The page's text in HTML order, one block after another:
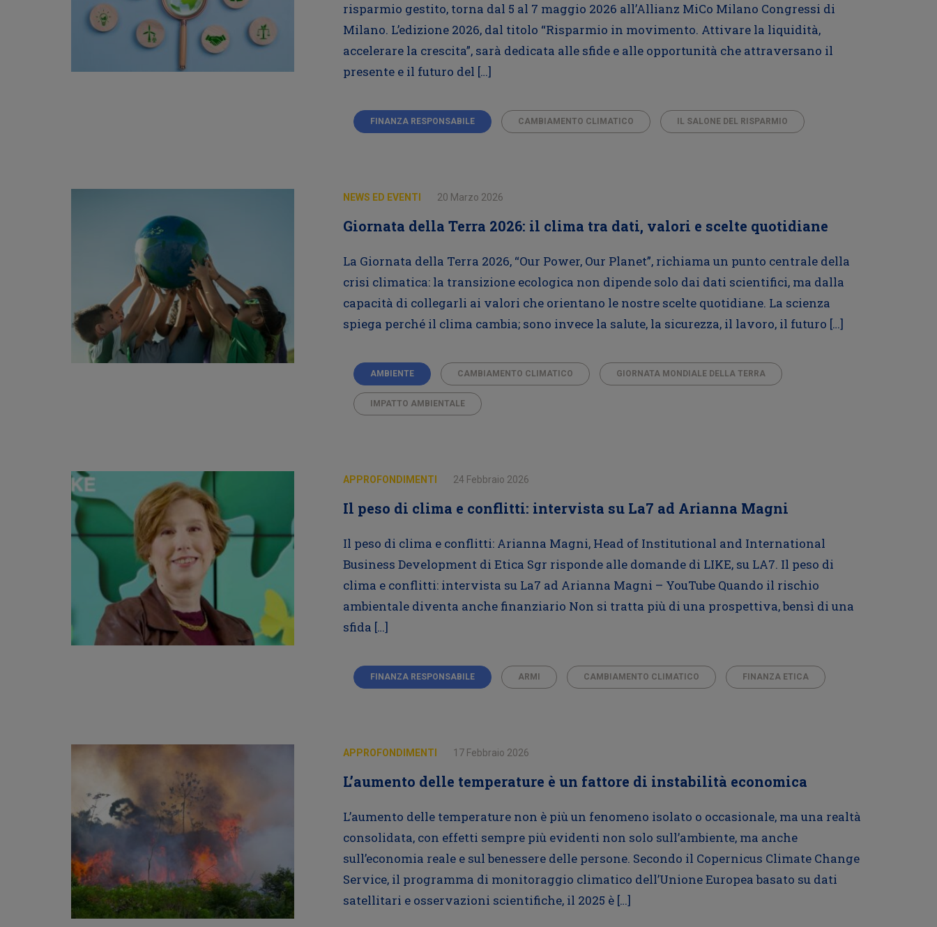
risparmio gestito, torna dal 5 al 7 maggio 2026 all’Allianz MiCo Milano Congressi di
Milano. L’edizione 2026, dal titolo “Risparmio in movimento. Attivare la liquidità,
accelerare la crescita”, sarà dedicata alle sfide e alle opportunità che attraversano il
presente e il futuro del […]
FINANZA RESPONSABILE CAMBIAMENTO CLIMATICO IL SALONE DEL RISPARMIO
NEWS ED EVENTI 20 Marzo 2026
Giornata della Terra 2026: il clima tra dati, valori e scelte quotidiane
La Giornata della Terra 2026, “Our Power, Our Planet”, richiama un punto centrale della
crisi climatica: la transizione ecologica non dipende solo dai dati scientifici, ma dalla
capacità di collegarli ai valori che orientano le nostre scelte quotidiane. La scienza
spiega perché il clima cambia; sono invece la salute, la sicurezza, il lavoro, il futuro […]
AMBIENTE CAMBIAMENTO CLIMATICO GIORNATA MONDIALE DELLA TERRA
IMPATTO AMBIENTALE
APPROFONDIMENTI 24 Febbraio 2026
Il peso di clima e conflitti: intervista su La7 ad Arianna Magni
Il peso di clima e conflitti: Arianna Magni, Head of Institutional and International
Business Development di Etica Sgr risponde alle domande di LIKE, su LA7. Il peso di
clima e conflitti: intervista su La7 ad Arianna Magni – YouTube Quando il rischio
ambientale diventa anche finanziario Non si tratta più di una prospettiva, bensì di una
sfida […]
FINANZA RESPONSABILE ARMI CAMBIAMENTO CLIMATICO FINANZA ETICA
APPROFONDIMENTI 17 Febbraio 2026
L’aumento delle temperature è un fattore di instabilità economica
L’aumento delle temperature non è più un fenomeno isolato o occasionale, ma una realtà
consolidata, con effetti sempre più evidenti non solo sull’ambiente, ma anche
sull’economia reale e sul benessere delle persone. Secondo il Copernicus Climate Change
Service, il programma di monitoraggio climatico dell’Unione Europea basato su dati
satellitari e osservazioni scientifiche, il 2025 è […]